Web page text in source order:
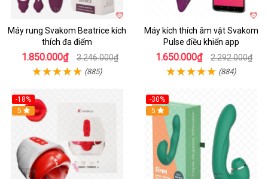
Máy rung Svakom Beatrice kích
thích đa điểm
1.850.000₫ 3.246.000₫
(885)
Máy kích thích âm vật Svakom
Pulse điều khiển app
1.650.000₫ 2.292.000₫
(884)
-18%
Hot
5
-30%
Hot
5